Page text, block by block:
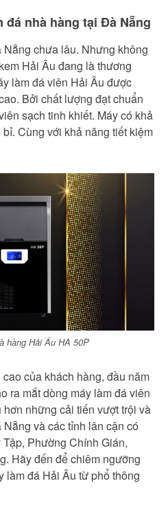
nhà hàng tại Đà Nẵng
chưa lâu. Nhưng không
Hải Âu đang là thương
làm đá viên Hải Âu được
Bởi chất lượng đạt chuẩn
sạch tinh khiết. Máy có khả
Cùng với khả năng tiết kiệm
hàng Hải Âu HA 50P
của khách hàng, đầu năm
ra mắt dòng máy làm đá viên
những cải tiến vượt trội và
và các tỉnh lân cận có
Phường Chính Gián,
Hãy đến để chiêm ngưỡng
làm đá Hải Âu từ phổ thông